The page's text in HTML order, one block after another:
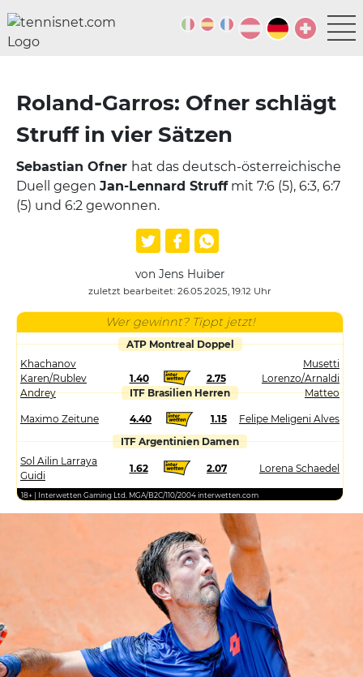
Roland-Garros: Ofner schlägt
Struff in vier Sätzen
Sebastian Ofner hat das deutsch-österreichische
Duell gegen Jan-Lennard Struffmit 7:6 (5), 6:3, 6:7
(5) und 6:2 gewonnen.
von Jens Huiber
zuletzt bearbeitet: 26.05.2025, 19:12 Uhr
Wer gewinnt? Tippt jetzt!
ATP Montreal Doppel
Khachanov
Karen/Rublev
Andrey
1.40 2.75
Musetti
Lorenzo/Arnaldi
Matteo
ITF Brasilien Herren
Maximo Zeitune 4.40 1.15
Felipe Meligeni Alves
ITF Argentinien Damen
Sol Ailin Larraya
Guidi
1.62 2.07 Lorena Schaedel
18+ | Interwetten Gaming Ltd. MGA/B2C/110/2004 interwetten.com